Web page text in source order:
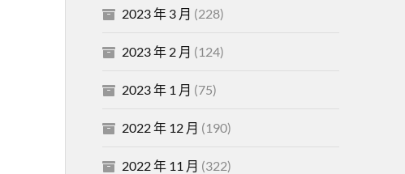
2023 年 3 月 (228)
2023 年 2 月 (124)
2023 年 1 月 (75)
2022 年 12 月 (190)
2022 年 11 月 (322)